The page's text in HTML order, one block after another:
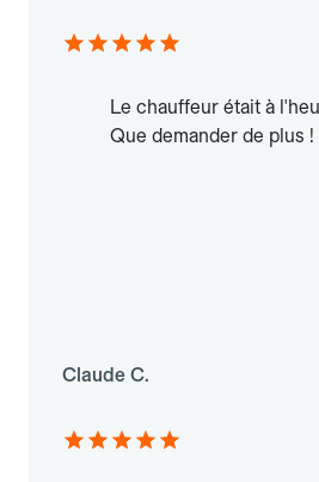
Le chauffeur était à
Que demander de plus !
Claude C.